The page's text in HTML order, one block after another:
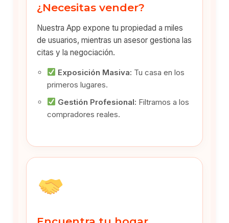
¿Necesitas vender?
Nuestra App expone tu propiedad a miles
de usuarios, mientras un asesor gestiona las
citas y la negociación.
Exposición Masiva: Tu casa en los
primeros lugares.
Gestión Profesional: Filtramos a los
compradores reales.